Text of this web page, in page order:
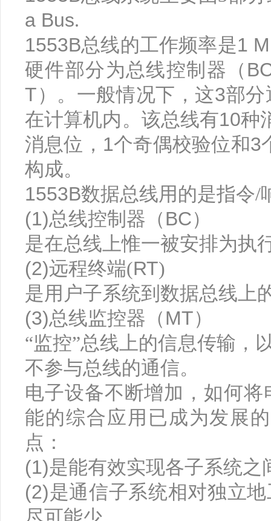
a Bus.
1553B总线的工作频率是1
硬件部分为总线控制器（
T ）。一般情况下，这3部分
在计算机内。该总线有10种
消息位， 1个奇偶校验位和3
构成。
1553B数据总线用的是指令/
(1)总线控制器（ BC）
是在总线上惟一被安排为执
(2)远程终端(RT)
是用户子系统到数据总线上
(3)总线监控器（ MT）
“监控”总线上的信息传输，
不参与总线的通信。
电子设备不断增加，如何
能的综合应用已成为发展
点：
(1)是能有效实现各子系统
(2)是通信子系统相对独立